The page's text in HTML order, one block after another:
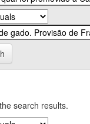
search results.